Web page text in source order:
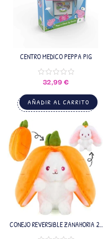
CENTRO MEDICO PEPPA PIG
32,99€
AÑADIR AL CARRITO
CONEJO REVERSIBLE ZANAHORIA 25